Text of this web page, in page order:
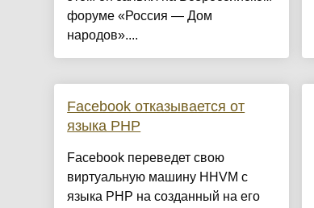
форуме «Россия — Дом
народов»....
Facebook отказывается от
языка PHP
Facebook переведет свою
виртуальную машину HHVM с
языка PHP на созданный на его